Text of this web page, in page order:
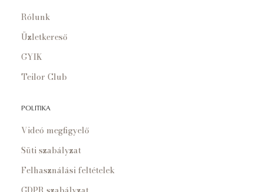
Rólunk
Üzletkereső
GYIK
Teilor Club
POLITIKA
Videó megfigyelő
Süti szabályzat
Felhasználási feltételek